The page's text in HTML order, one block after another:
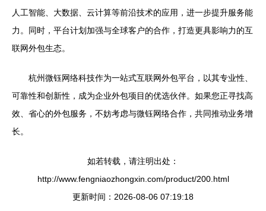
人工智能、大数据、云计算等前沿技术的应用，进一步提升服务能
力。同时，平台计划加强与全球客户的合作，打造更具影响力的互
联网外包生态。
杭州微钰网络科技作为一站式互联网外包平台，以其专业性、
可靠性和创新性，成为企业外包项目的优选伙伴。如果您正寻找高
效、省心的外包服务，不妨考虑与微钰网络合作，共同推动业务增
长。
如若转载，请注明出处：
http://www.fengniaozhongxin.com/product/200.html
更新时间：2026-08-06 07:19:18